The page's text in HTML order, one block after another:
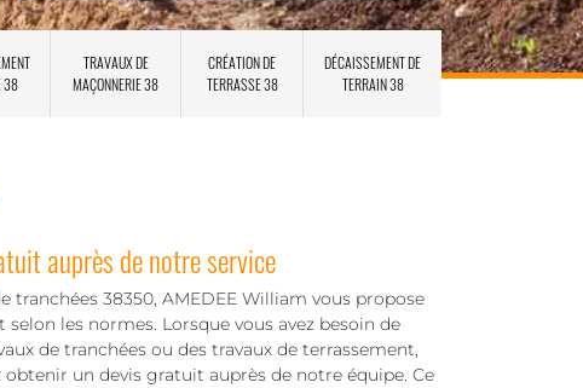
38
TRAVAUX DE
MAÇONNERIE 38
CRÉATION DE
TERRASSE 38
DÉCAISSEMENT DE
TERRAIN 38
auprès de notre service
tranchées 38350, AMEDEE William vous propose
les normes. Lorsque vous avez besoin de
de tranchées ou des travaux de terrassement,
obtenir un devis gratuit auprès de notre équipe. Ce